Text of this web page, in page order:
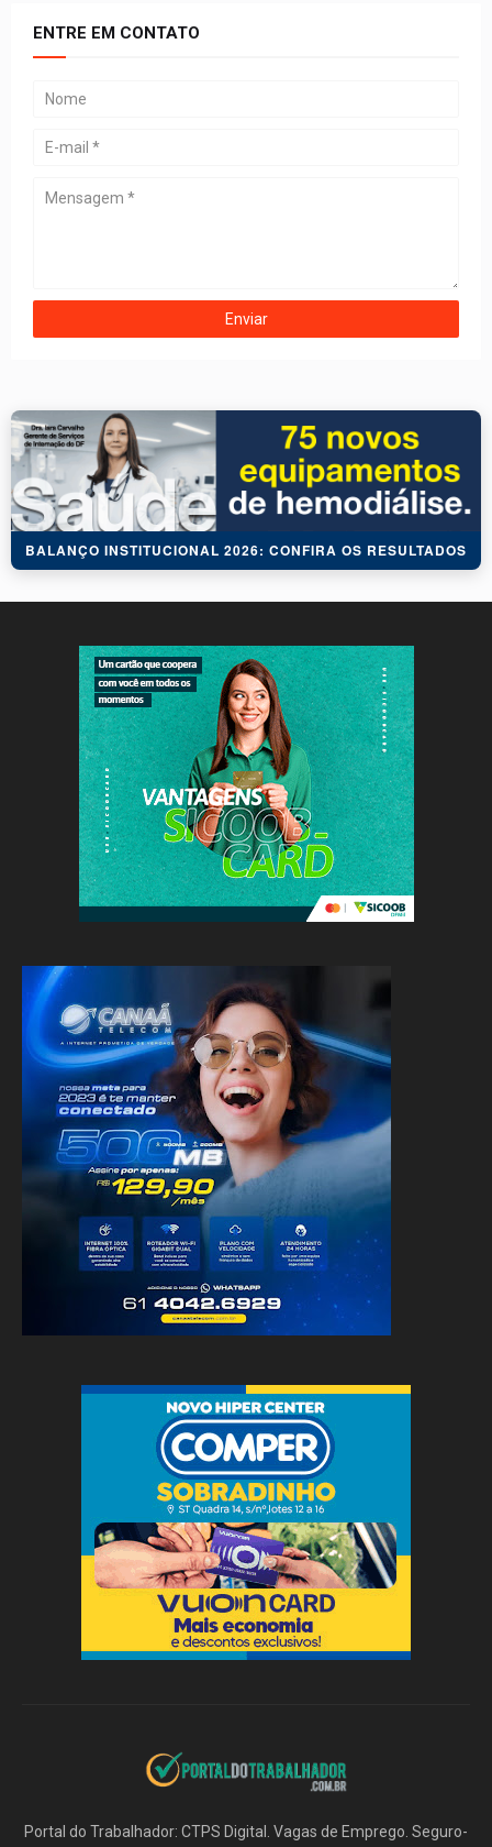
ENTRE EM CONTATO
BALANÇO INSTITUCIONAL 2026: CONFIRA OS RESULTADOS
Portal do Trabalhador: CTPS Digital. Vagas de Emprego. Seguro-